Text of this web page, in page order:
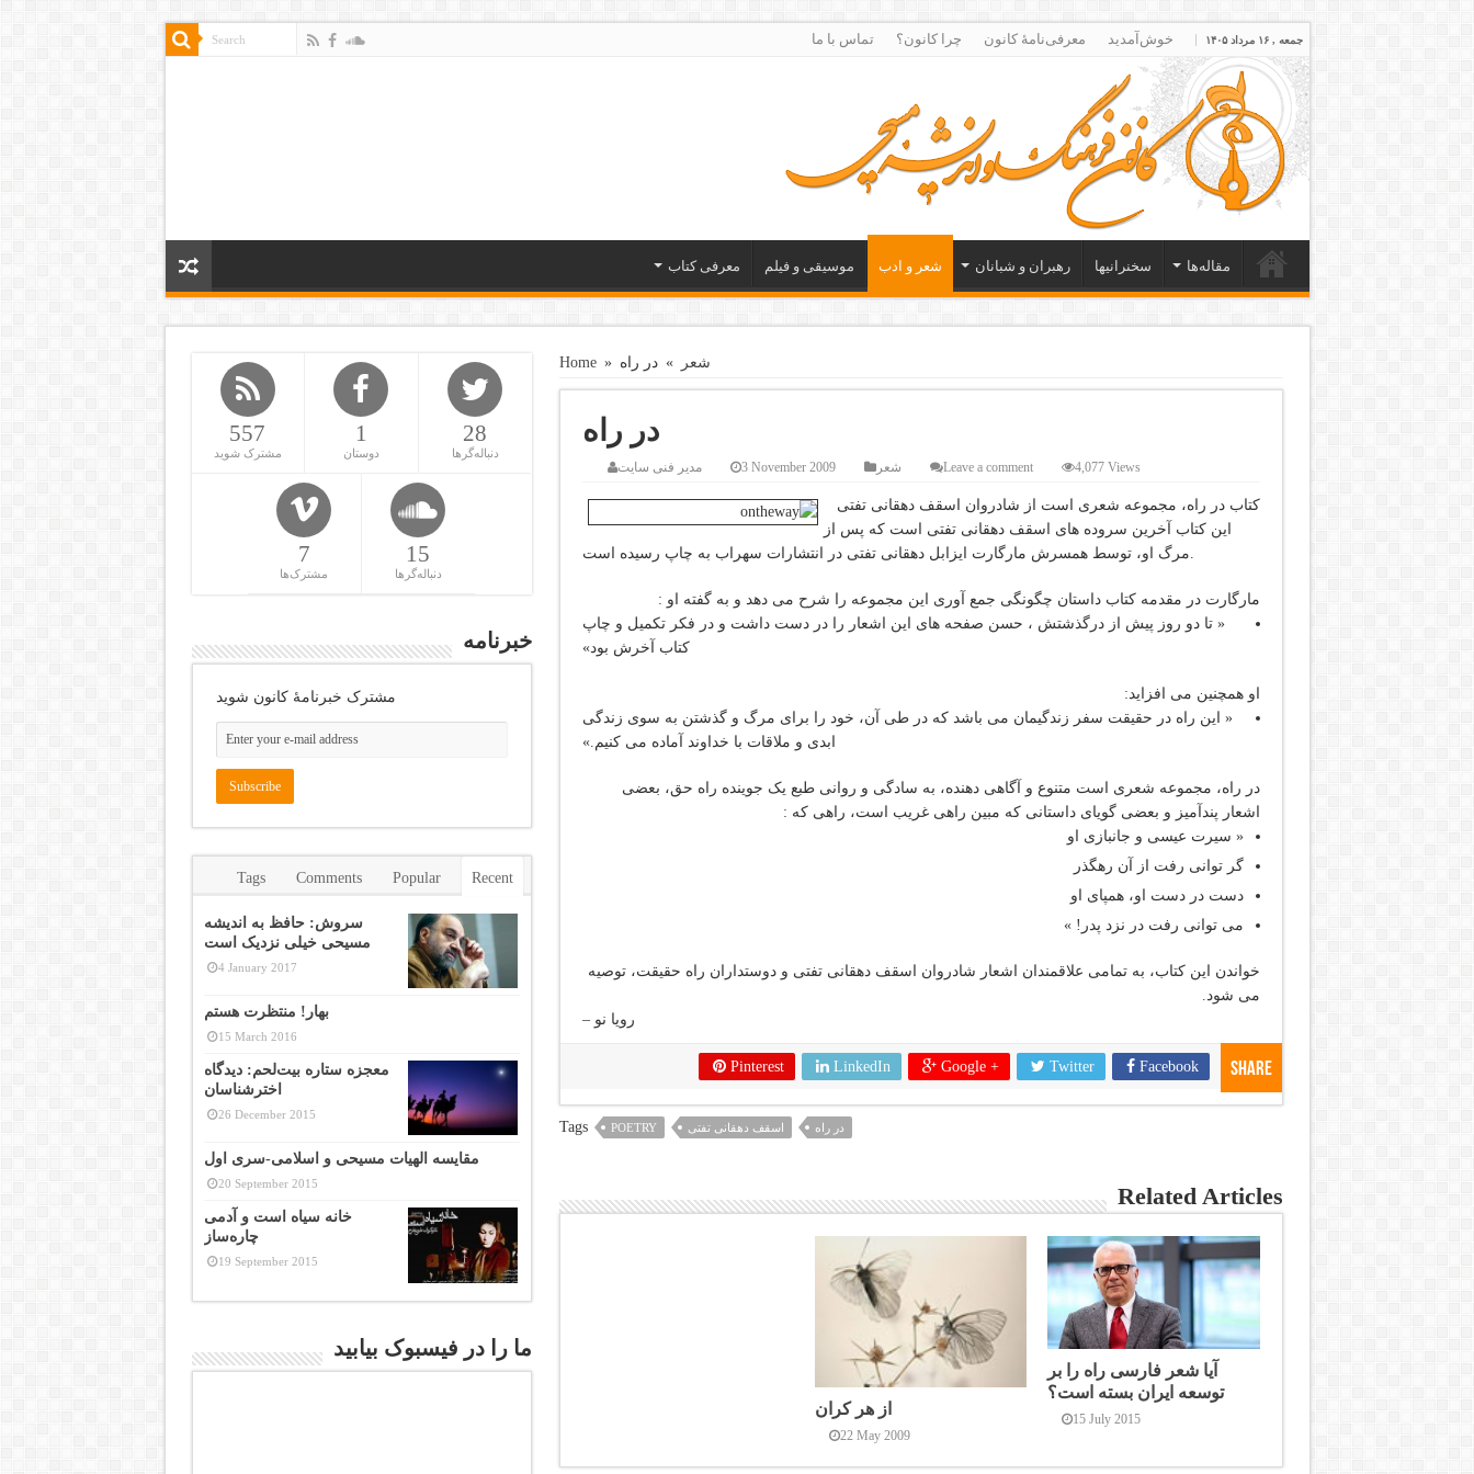
جمعه , ۱۶ مرداد ۱۴۰۵ خوش‌آمدید معرفی‌نامۀ کانون چرا کانون؟ تماس با ما
مقاله‌ها سخنرانیها رهبران و شبانان شعر و ادب موسیقی و فیلم معرفی کتاب
Home » شعر » در راه
در راه
مدیر فنی سایت 3 November 2009 شعر Leave a comment 4,077 Views
کتاب در راه، مجموعه شعری است از شادروان اسقف دهقانی تفتی
این کتاب آخرین سروده های اسقف دهقانی تفتی است که پس از
مرگ او، توسط همسرش مارگارت ایزابل دهقانی تفتی در انتشارات سهراب به چاپ رسیده است.
مارگارت در مقدمه کتاب داستان چگونگی جمع آوری این مجموعه را شرح می دهد و به گفته او :
« تا دو روز پیش از درگذشتش ، حسن صفحه های این اشعار را در دست داشت و در فکر تکمیل و چاپ
کتاب آخرش بود»
او همچنین می افزاید:
« این راه در حقیقت سفر زندگیمان می باشد که در طی آن، خود را برای مرگ و گذشتن به سوی زندگی
ابدی و ملاقات با خداوند آماده می کنیم.»
در راه، مجموعه شعری است متنوع و آگاهی دهنده، به سادگی و روانی طبع یک جوینده راه حق، بعضی
اشعار پندآمیز و بعضی گویای داستانی که مبین راهی غریب است، راهی که :
« سیرت عیسی و جانبازی او
گر توانی رفت از آن رهگذر
دست در دست او، همپای او
می توانی رفت در نزد پدر! »
خواندن این کتاب، به تمامی علاقمندان اشعار شادروان اسقف دهقانی تفتی و دوستداران راه حقیقت، توصیه
می شود.
رویا نو –
Share
Facebook
Twitter
Google +
LinkedIn
Pinterest
Tags POETRY اسقف دهقانی تفتی در راه
Related Articles
آیا شعر فارسی راه را بر
توسعه ایران بسته است؟
15 July 2015 از هر کران
22 May 2009
557
مشترک شوید
1
دوستان
28
دنباله‌گرها
7
مشترک‌ها
15
دنباله‌گرها
خبرنامه
مشترک خبرنامهٔ کانون شوید
Recent
Popular
Comments
Tags
سروش: حافظ به اندیشه
مسیحی خیلی نزدیک است
4 January 2017
بهار! منتظرت هستم
15 March 2016
معجزه ستاره بیت‌لحم: دیدگاه
اخترشناسان
26 December 2015
مقایسه الهیات مسیحی و اسلامی-سری اول
20 September 2015
خانه سیاه است و آدمی
چاره‌ساز
19 September 2015
ما را در فیسبوک بیابید